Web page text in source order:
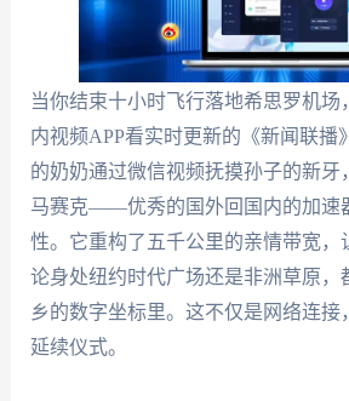
当你结束十小时飞行落地希思罗机场
内视频APP看实时更新的《新闻联播
的奶奶通过微信视频抚摸孙子的新牙
马赛克——优秀的国外回国内的加速
性。它重构了五千公里的亲情带宽，
论身处纽约时代广场还是非洲草原，
乡的数字坐标里。这不仅是网络连接
延续仪式。